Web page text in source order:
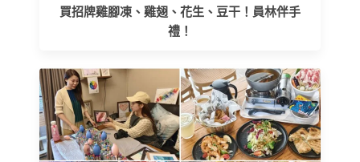
買招牌雞腳凍、雞翅、花生、豆干！員林伴手
禮！